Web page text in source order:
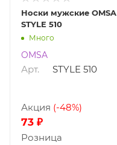
Носки мужские OMSA
STYLE 510
Много
OMSA
Арт. STYLE 510
73 ₽
Акция (-48%)
Розница